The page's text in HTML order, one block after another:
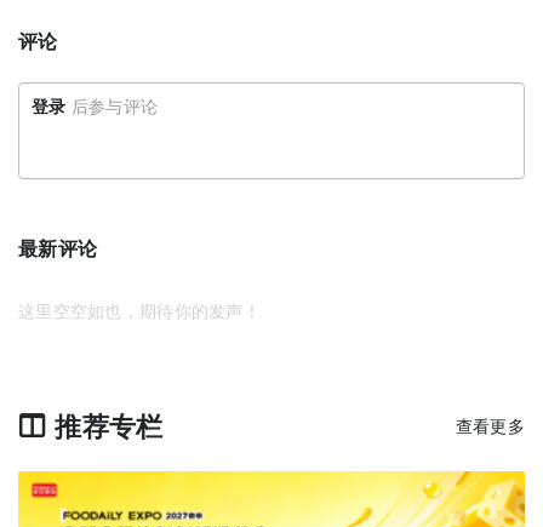
评论
登录 后参与评论
最新评论
这里空空如也，期待你的发声！
推荐专栏 查看更多